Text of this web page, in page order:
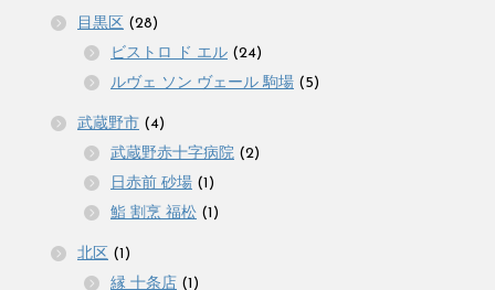
目黒区 (28)
ビストロ ド エル (24)
ルヴェ ソン ヴェール 駒場 (5)
武蔵野市 (4)
武蔵野赤十字病院 (2)
日赤前 砂場 (1)
鮨 割烹 福松 (1)
北区 (1)
縁 十条店 (1)